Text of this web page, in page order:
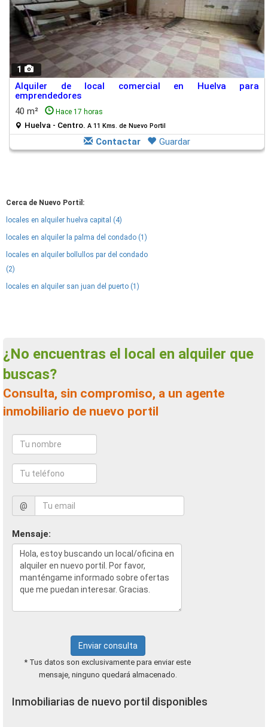
1
Alquiler de local comercial en Huelva para
emprendedores
40 m²
Hace 17 horas
Huelva - Centro. A 11 Kms. de Nuevo Portil
Contactar Guardar
Cerca de Nuevo Portil:
locales en alquiler huelva capital (4)
locales en alquiler la palma del condado (1)
locales en alquiler bollullos par del condado
(2)
locales en alquiler san juan del puerto (1)
¿No encuentras el local en alquiler que
buscas?
Consulta, sin compromiso, a un agente
inmobiliario de nuevo portil
@
Mensaje:
Enviar consulta
* Tus datos son exclusivamente para enviar este
mensaje, ninguno quedará almacenado.
Inmobiliarias de nuevo portil disponibles